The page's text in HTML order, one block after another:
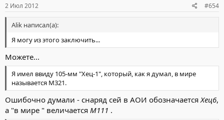
2 Июл 2012 #654
Alik написал(а):
Я могу из этого заключить...
Можете...
Я имел ввиду 105-мм "Хец-1", который, как я думал, в мире
называется М321.
Ошибочно думали - снаряд сей в АОИ обозначается Хец6,
а "в мире " величается М111 .